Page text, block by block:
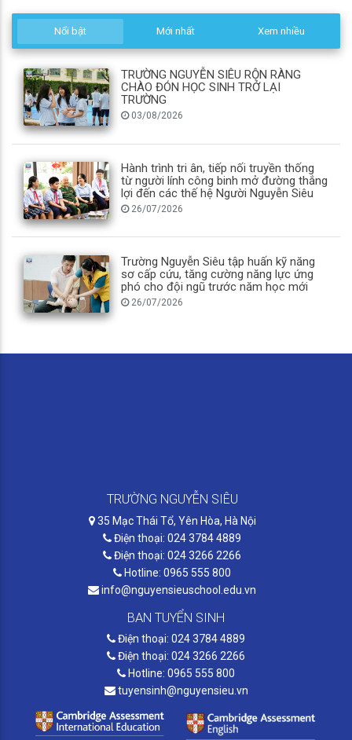
Nổi bật Mới nhất Xem nhiều
TRƯỜNG NGUYỄN SIÊU RỘN RÀNG
CHÀO ĐÓN HỌC SINH TRỞ LẠI
TRƯỜNG
03/08/2026
Hành trình tri ân, tiếp nối truyền thống
từ người lính công binh mở đường thắng
lợi đến các thế hệ Người Nguyễn Siêu
26/07/2026
Trường Nguyễn Siêu tập huấn kỹ năng
sơ cấp cứu, tăng cường năng lực ứng
phó cho đội ngũ trước năm học mới
26/07/2026
TRƯỜNG NGUYỄN SIÊU
35 Mạc Thái Tổ, Yên Hòa, Hà Nội
Điện thoại: 024 3784 4889
Điện thoại: 024 3266 2266
Hotline: 0965 555 800
info@nguyensieuschool.edu.vn
BAN TUYỂN SINH
Điện thoại: 024 3784 4889
Điện thoại: 024 3266 2266
Hotline: 0965 555 800
tuyensinh@nguyensieu.vn